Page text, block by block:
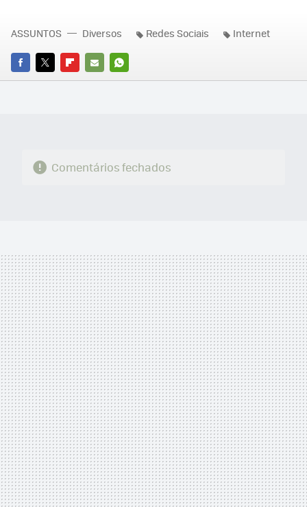
FACEBOOK
TWITTERFLIPBOARD
E-
WHATSAPP
ASSUNTOS Diversos Redes Sociais Internet
Comentários fechados